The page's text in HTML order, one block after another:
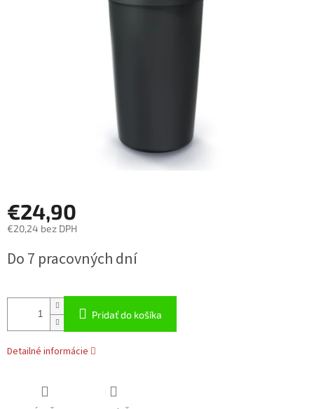
€24,90
€20,24 bez DPH
cena:
Do 7 pracovných dní
Pridať do košíka
Detailné informácie